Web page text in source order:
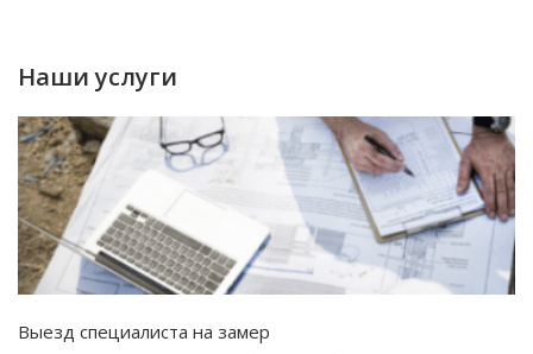
Наши услуги
Выезд специалиста на замер